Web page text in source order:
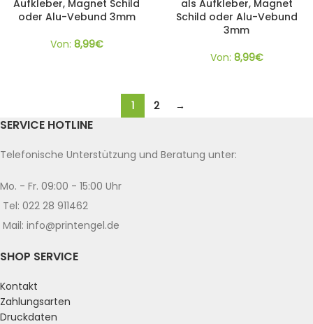
Aufkleber, Magnet Schild
oder Alu-Vebund 3mm
Von: 8,99€
als Aufkleber, Magnet
Schild oder Alu-Vebund
3mm
Von: 8,99€
1 2 →
SERVICE HOTLINE
Telefonische Unterstützung und Beratung unter:
Mo. - Fr. 09:00 - 15:00 Uhr
Tel: 022 28 911462
Mail: info@printengel.de
SHOP SERVICE
Kontakt
Zahlungsarten
Druckdaten